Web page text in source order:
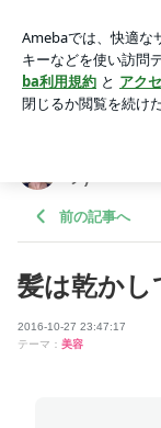
(カミーノ)アプリをダウンロ
ょう。
ノ)
前の記事へ
髪は乾かし
2016-10-27 23:47:17
テーマ： 美容